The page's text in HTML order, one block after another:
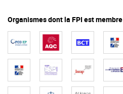
Organismes dont la FPI est membre